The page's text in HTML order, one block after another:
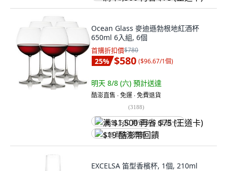
Ocean Glass 麥迪遜勃根地紅酒杯
650ml 6入組, 6個
首購折扣價$780
25% $580 ($96.67/1個)
明天 8/8 (六) 預計送達
酷澎直售 ∙ 免運 ∙ 免費退貨
(3188)
满 $1,500 再省 $75 (王道卡)
$19 酷澎幣回饋
EXCELSA 笛型香檳杯, 1個, 210ml